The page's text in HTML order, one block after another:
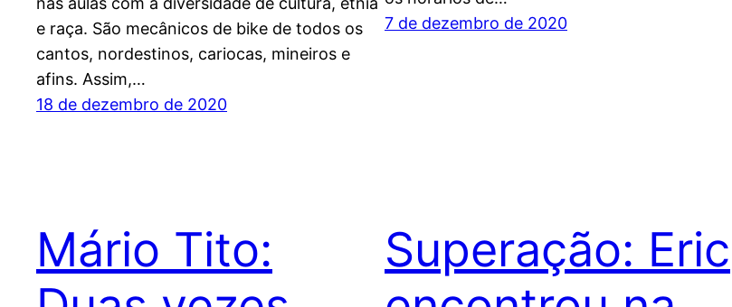
e raça. São mecânicos de bike de todos os
cantos, nordestinos, cariocas, mineiros e
afins. Assim,…
18 de dezembro de 2020
7 de dezembro de 2020
Mário Tito:
Superação: Eric